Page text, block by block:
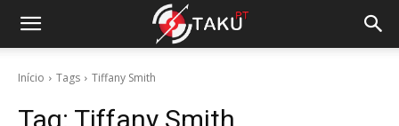
Início Tags Tiffany Smith
Tag: Tiffany Smith